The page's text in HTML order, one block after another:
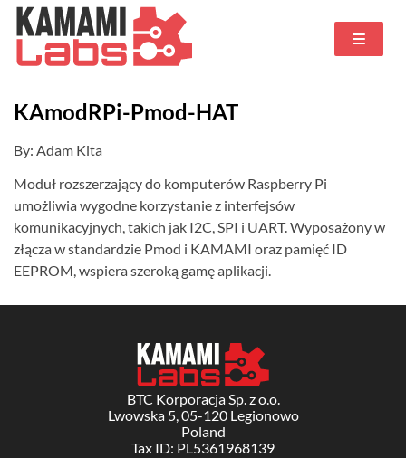
KAmodRPi-Pmod-HAT
By: Adam Kita
Moduł rozszerzający do komputerów Raspberry Pi
umożliwia wygodne korzystanie z interfejsów
komunikacyjnych, takich jak I2C, SPI i UART. Wyposażony w
złącza w standardzie Pmod i KAMAMI oraz pamięć ID
EEPROM, wspiera szeroką gamę aplikacji.
BTC Korporacja Sp. z o.o.
Lwowska 5, 05-120 Legionowo
Poland
Tax ID: PL5361968139